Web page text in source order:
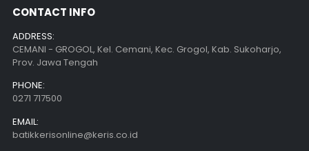
CONTACT INFO
ADDRESS:
CEMANI - GROGOL, Kel. Cemani, Kec. Grogol, Kab. Sukoharjo,
Prov. Jawa Tengah
PHONE:
0271 717500
EMAIL:
batikkerisonline@keris.co.id